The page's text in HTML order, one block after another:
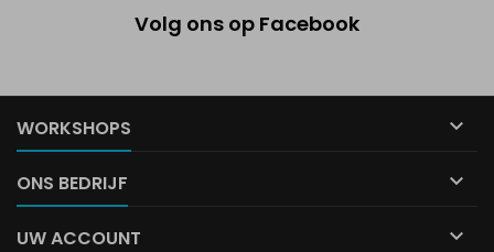
Volg ons op Facebook
WORKSHOPS 
ONS BEDRIJF 
UW ACCOUNT 